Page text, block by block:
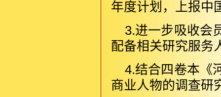
年度计划，上报中
3.进一步吸收会
配备相关研究服务
4.结合四卷本《
商业人物的调查研